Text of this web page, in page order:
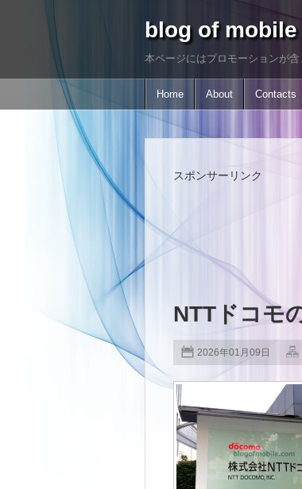
blog of mobile
本ページにはプロモーションが含
Home About Contacts
スポンサーリンク
NTTドコモ
2026年01月09日